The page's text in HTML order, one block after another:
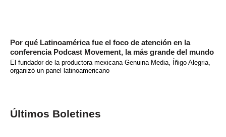
Por qué Latinoamérica fue el foco de atención en la
conferencia Podcast Movement, la más grande del mundo
El fundador de la productora mexicana Genuina Media, Íñigo Alegria,
organizó un panel latinoamericano
Últimos Boletines